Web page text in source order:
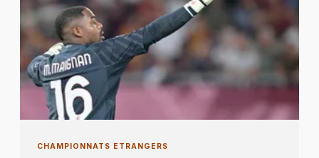
CHAMPIONNATS ETRANGERS